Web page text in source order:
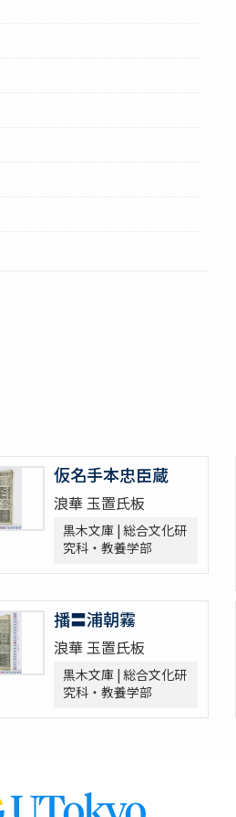
仮名手本忠臣蔵
浪華 玉置氏板
黒木文庫 | 総合文化研
究科・教養学部
播〓浦朝霧
浪華 玉置氏板
黒木文庫 | 総合文化研
究科・教養学部